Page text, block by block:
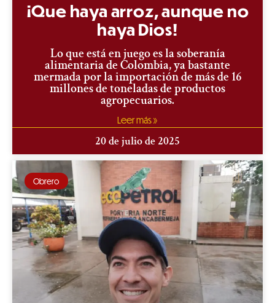
¡Que haya arroz, aunque no
haya Dios!
Lo que está en juego es la soberanía
alimentaria de Colombia, ya bastante
mermada por la importación de más de 16
millones de toneladas de productos
agropecuarios.
Leer más »
20 de julio de 2025
Obrero